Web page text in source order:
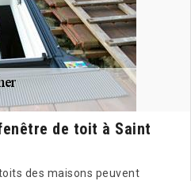
de toit à Saint
des maisons peuvent